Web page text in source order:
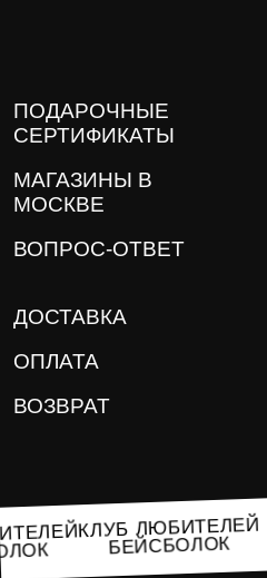
ПОДАРОЧНЫЕ
СЕРТИФИКАТЫ
МАГАЗИНЫ В
МОСКВЕ
ВОПРОС-ОТВЕТ
ДОСТАВКА
ОПЛАТА
ВОЗВРАТ
КЛУБ ЛЮБИТЕЛЕЙ
БЕЙСБОЛОК